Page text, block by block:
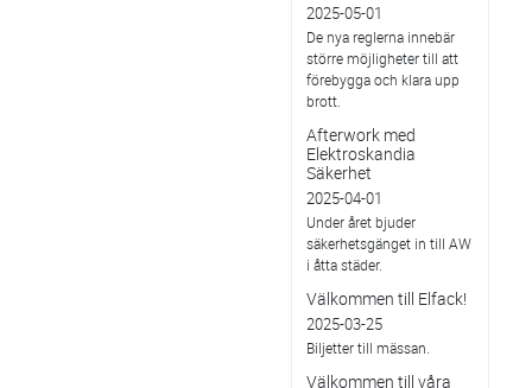
2025-05-01
De nya reglerna innebär
större möjligheter till att
förebygga och klara upp
brott.
Afterwork med
Elektroskandia
Säkerhet
2025-04-01
Under året bjuder
säkerhetsgänget in till AW
i åtta städer.
Välkommen till Elfack!
2025-03-25
Biljetter till mässan.
Välkommen till våra